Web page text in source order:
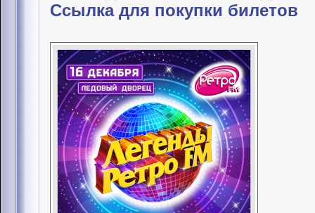
Ссылка для покупки билетов